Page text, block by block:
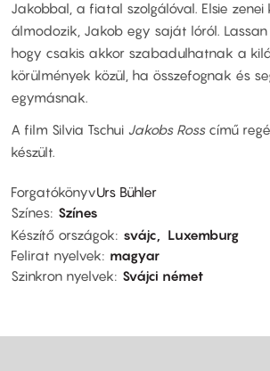
Jakobbal, a fiatal szolgálóval. Elsie zenei
álmodozik, Jakob egy saját lóról. Lassan
hogy csakis akkor szabadulhatnak a
körülmények közül, ha összefognak és
egymásnak.
A film Silvia Tschui Jakobs Ross című
készült.
ForgatókönyvUrs Bühler
Színes Színes
Készítő országok
svájc
Luxemburg
Felirat nyelvek
magyar
Szinkron nyelvek
Svájci német